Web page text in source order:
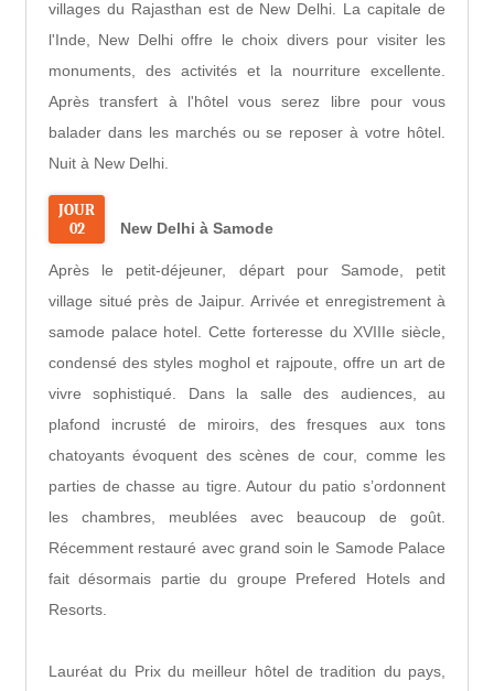
villages du Rajasthan est de New Delhi. La capitale de
l'Inde, New Delhi offre le choix divers pour visiter les
monuments, des activités et la nourriture excellente.
Après transfert à l'hôtel vous serez libre pour vous
balader dans les marchés ou se reposer à votre hôtel.
Nuit à New Delhi.
JOUR
02
New Delhi à Samode
Après le petit-déjeuner, départ pour Samode, petit
village situé près de Jaipur. Arrivée et enregistrement à
samode palace hotel. Cette forteresse du XVIIIe siècle,
condensé des styles moghol et rajpoute, offre un art de
vivre sophistiqué. Dans la salle des audiences, au
plafond incrusté de miroirs, des fresques aux tons
chatoyants évoquent des scènes de cour, comme les
parties de chasse au tigre. Autour du patio s’ordonnent
les chambres, meublées avec beaucoup de goût.
Récemment restauré avec grand soin le Samode Palace
fait désormais partie du groupe Prefered Hotels and
Resorts.
Lauréat du Prix du meilleur hôtel de tradition du pays,